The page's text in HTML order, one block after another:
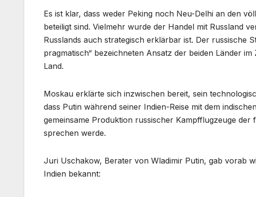
Es ist klar, dass weder Peking noch Neu-Delhi an den
beteiligt sind. Vielmehr wurde der Handel mit Russland
Russlands auch strategisch erklärbar ist. Der russische
pragmatisch“ bezeichneten Ansatz der beiden Länder
Land.
Moskau erklärte sich inzwischen bereit, sein
dass Putin während seiner Indien-Reise mit dem
gemeinsame Produktion russischer Kampfflugzeuge
sprechen werde.
Juri Uschakow, Berater von Wladimir Putin, gab vorab
Indien bekannt: